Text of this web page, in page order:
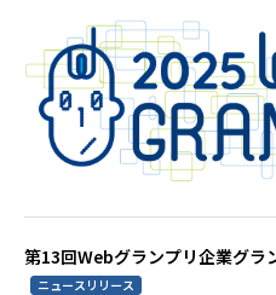
第13回Webグランプリ企業グラ
ニュースリリース